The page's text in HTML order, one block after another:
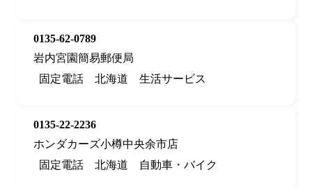
0135-62-0789
岩内宮園簡易郵便局
固定電話
北海道 生活サービス
0135-22-2236
ホンダカーズ小樽中央余市店
固定電話
北海道 自動車・バイク